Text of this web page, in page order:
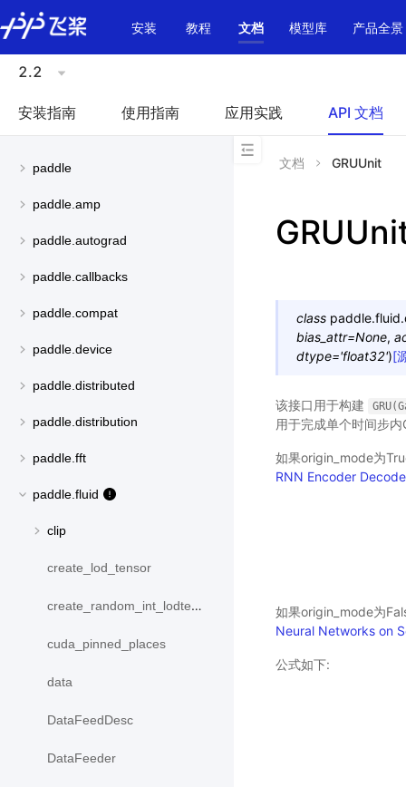
\u200E
安装
教程 文档 模型库 产品全景
2.2
安装指南 使用指南 应用实践 API 文档
paddle
paddle.amp
paddle.autograd
paddle.callbacks
paddle.compat
paddle.device
paddle.distributed
paddle.distribution
paddle.fft
paddle.fluid
clip
create_lod_tensor
create_random_int_lodtensor
cuda_pinned_places
data
DataFeedDesc
DataFeeder
文档 GRUUnit
class
bias_attr=None,
dtype='float32')[
该接口用于构建
用于完成单个时间步
如果origin_mode为
RNN Encoder
如果origin_mode为
Neural Networks on
公式如下: